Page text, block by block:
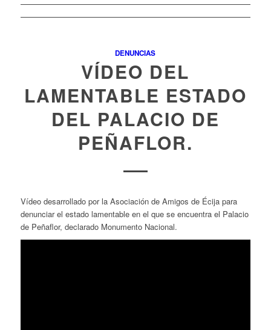
DENUNCIAS
VÍDEO DEL
LAMENTABLE ESTADO
DEL PALACIO DE
PEÑAFLOR.
Vídeo desarrollado por la Asociación de Amigos de Écija para
denunciar el estado lamentable en el que se encuentra el Palacio
de Peñaflor, declarado Monumento Nacional.